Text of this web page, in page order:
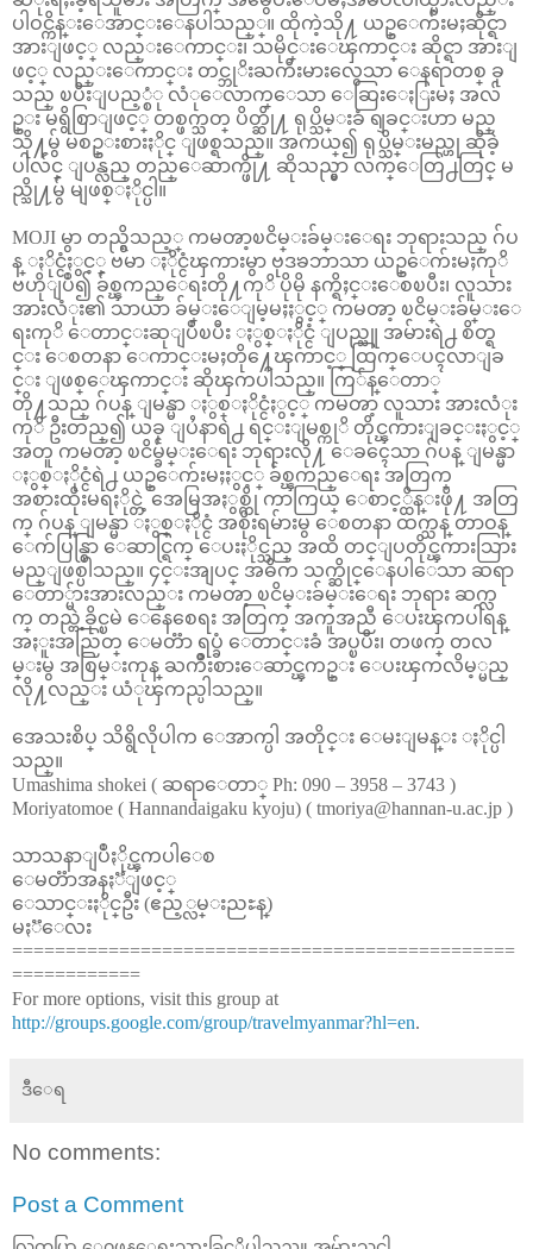
ပါဝင္ကိန္းေအာင္းေနပါသည္္။ ထိုကဲ့သို႔ ယဥ္ေက်းမႈဆိုင္ရာ
အားျဖင့္ လည္းေကာင္း၊ သမိုင္းေၾကာင္း ဆိုင္ရာ အားျ
ဖင့္ လည္းေကာင္း တင္ဘုိးႀကီးမားလွေသာ ေနရာတစ္ ခု
သည္ ၿပီးျပည့္စံု လံုေလာက္ေသာ ေဆြးေႏြးမႈ အလ်
ဥ္း မရွိစြာျဖင့္ တစ္ဖက္သတ္ ပိတ္ဆို႔ ရုပ္သိမ္းခံ ရျခင္းဟာ မည္
သို႔မွ် မစဥ္းစားႏိုင္ ျဖစ္ရသည္။ အကယ္၍ ရုပ္သိမ္းမည္ဟု ဆိုခဲ့
ပါလ်င္ ျပန္လည္ တည္ေဆာက္ဖို႔ ဆိုသည္မွာ လက္ေတြ႕တြင္ မ
ည္သို႔မွ် မျဖစ္ႏိုင္ပါ။
MOJI မွာ တည္ရွိသည့္ ကမၻာ့ၿငိမ္းခ်မ္းေရး ဘုရားသည္ ဂ်ပ
န္ ႏိုင္ငံႏွင့္ ဗမာ ႏိုင္ငံၾကားမွာ ဗုဒၶဘာသာ ယဥ္ေက်းမႈကုိ
ဗဟိုျပဳ၍ ခ်စ္ၾကည္ေရးတို႔ကုိ ပိုမို နက္ရိႈင္းေစၿပီး၊ လူသား
အားလံုး၏ သာယာ ခ်မ္းေျမ့မႈႏွင့္ ကမၻာ့ ၿငိမ္းခ်မ္းေ
ရးကုိ ေတာင္းဆုျပဳၿပီး ႏွစ္ႏိုင္ငံ ျပည္သူ အမ်ားရဲ႕ စိတ္ရ
င္း ေစတနာ ေကာင္းမႈတို႔ေၾကာင့္ ထြက္ေပၚလာျခ
င္း ျဖစ္ေၾကာင္း ဆိုၾကပါသည္။ ကြ်န္ေတာ္
တို႔သည္ ဂ်ပန္ ျမန္မာ ႏွစ္ႏိုင္ငံႏွင့္ ကမၻာ့ လူသား အားလံုး
ကုိ ဦးတည္၍ ယခု ျပႆနာရဲ႕ ရင္းျမစ္ကုိ တိုင္ၾကားျခင္းႏွင့္
အတူ ကမၻာ့ ၿငိမ္ခ်မ္းေရး ဘုရားလို႔ ေခၚေသာ ဂ်ပန္ ျမန္မာ
ႏွစ္ႏိုင္ငံရဲ႕ ယဥ္ေက်းမႈႏွင့္ ခ်စ္ၾကည္ေရး အတြက္
အစားထိုးမရႏိုင္တဲ့ အေမြအႏွစ္ကို ကာကြယ္ ေစာင့္ထိန္းဖို႔ အတြ
က္ ဂ်ပန္ ျမန္မာ ႏွစ္ႏိုင္ငံ အစိုးရမ်ားမွ ေစတနာ ထက္သန္ တာဝန္
ေက်ပြန္စြာ ေဆာင္ရြက္ ေပးႏိုင္သည္ အထိ တင္ျပတိုင္ၾကားသြား
မည္ျဖစ္ပါသည္။ ၄င္းအျပင္ အဓိက သက္ဆိုင္ေနပါေသာ ဆရာ
ေတာ္မ်ားအားလည္း ကမၻာ့ ၿငိမ္းခ်မ္းေရး ဘုရား ဆက္လ
က္ တည္တဲ့ခိုင္ၿမဲ ေနေစေရး အတြက္ အကူအညီ ေပးၾကပါရန္
အႏူးအညြတ္ ေမတၱာ ရပ္ခံ ေတာင္းခံ အပ္ၿပီး၊ တဖက္ တလ
မ္းမွ အစြမ္းကုန္ ႀကိဳးစားေဆာင္ၾကဥ္း ေပးၾကလိမ့္မည္
လို႔လည္း ယံုၾကည္ပါသည္။
အေသးစိပ္ သိရွိလိုပါက ေအာက္ပါ အတိုင္း ေမးျမန္း ႏိုင္ပါ
သည္။
Umashima shokei ( ဆရာေတာ္ Ph: 090 – 3958 – 3743 )
Moriyatomoe ( Hannandaigaku kyoju) ( tmoriya@hannan-u.ac.jp )
သာသနာျပဳႏိုင္ၾကပါေစ
ေမတၱာအနႏၱျဖင့္
ေသာင္းႏိုင္ဦး (ဧည့္လမ္းညႊန္)
မႏၱေလး
===============================================
============
For more options, visit this group at
http://groups.google.com/group/travelmyanmar?hl=en.
ဒီေရ
No comments:
Post a Comment